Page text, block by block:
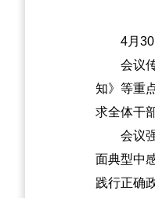
4月
会议
知》等重
求全体干
会议
面典型中
践行正确